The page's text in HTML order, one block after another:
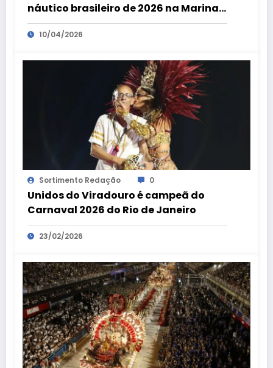
náutico brasileiro de 2026 na Marina
da Glória
10/04/2026
Sortimento Redação 0
Unidos do Viradouro é campeã do
Carnaval 2026 do Rio de Janeiro
23/02/2026